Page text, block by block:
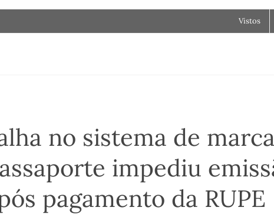
Vistos
no sistema de
impediu
pagamento da RUPE